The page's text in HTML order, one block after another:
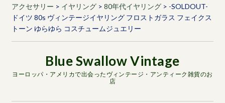
アクセサリー > イヤリング> 80年代イヤリング> -SOLDOUT-
ドイツ 80s ヴィンテージイヤリング フロストガラス フェイクス
トーン ゆらゆら コスチュームジュエリー
ヨーロッパ・アメリカで出会ったヴィンテージ・アンティーク雑貨のお
店